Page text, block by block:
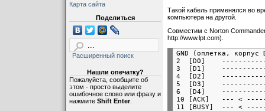
Карта сайта
Поделиться
Расширенный поиск
Нашли опечатку?
Пожалуйста, сообщите об
этом - просто выделите
ошибочное слово или фразу и
нажмите Shift Enter.
Такой кабель применялся во
компьютера на другой.
Совместим с Norton
http://www.lpt.com).
GND (оплетка,
2  [D0]
3  [D1]
4  [D2]
5  [D3]
6  [D4]
10 [ACK]   --- <
11 [BUSY]  --- <